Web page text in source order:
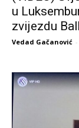
u
zvijezdu
Vedad Gačanović -